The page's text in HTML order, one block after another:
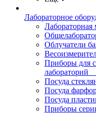
Лабораторное
Лабораторная
Облучатели
Приборы для
лабораторий
Посуда
Посуда
Посуда
Приборы